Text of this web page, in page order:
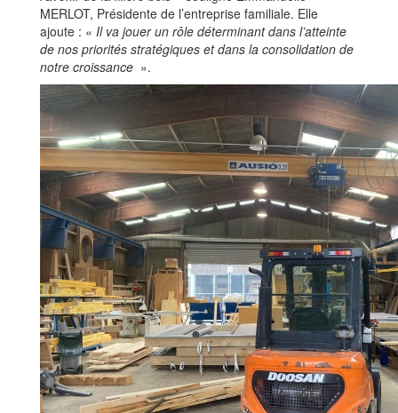
MERLOT, Présidente de l’entreprise familiale. Elle
ajoute : « Il va jouer un rôle déterminant dans l’atteinte
de nos priorités stratégiques et dans la consolidation de
notre croissance ».